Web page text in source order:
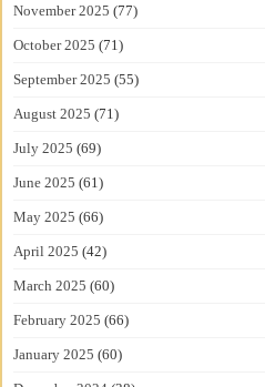
November 2025 (77)
October 2025 (71)
September 2025 (55)
August 2025 (71)
July 2025 (69)
June 2025 (61)
May 2025 (66)
April 2025 (42)
March 2025 (60)
February 2025 (66)
January 2025 (60)